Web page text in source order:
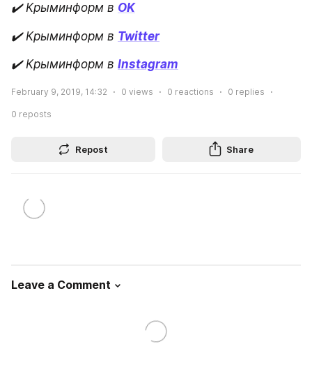
✔️ Крыминформ в OK
✔️ Крыминформ в Twitter
✔️ Крыминформ в Instagram
February 9, 2019, 14:32 0 views 0 reactions 0 replies
0 reposts
Repost Share
Leave a Comment